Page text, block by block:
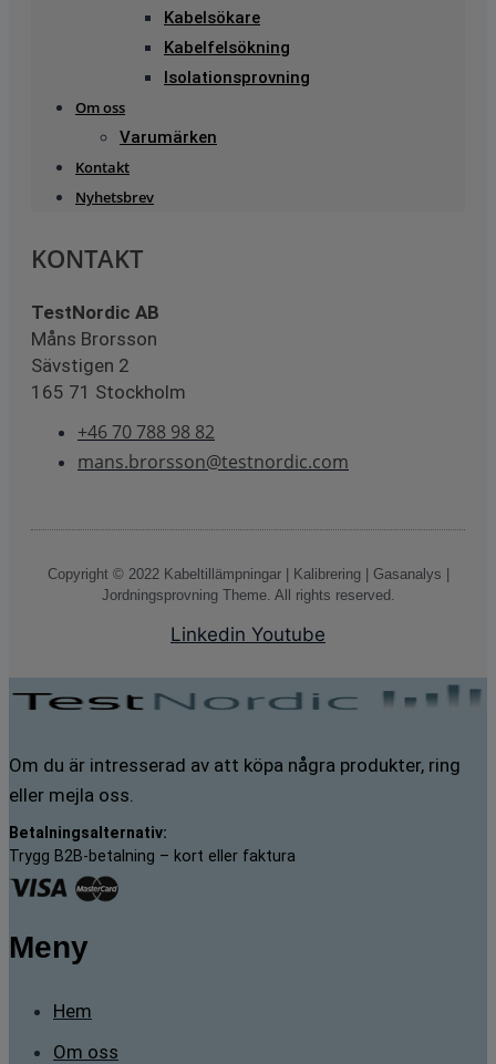
Kabelsökare
Kabelfelsökning
Isolationsprovning
Om oss
Varumärken
Kontakt
Nyhetsbrev
KONTAKT
TestNordic AB
Måns Brorsson
Sävstigen 2
165 71 Stockholm
+46 70 788 98 82
mans.brorsson@testnordic.com
Copyright © 2022 Kabeltillämpningar | Kalibrering | Gasanalys |
Jordningsprovning Theme. All rights reserved.
Linkedin Youtube
Om du är intresserad av att köpa några produkter, ring
eller mejla oss.
Betalningsalternativ:
Trygg B2B-betalning – kort eller faktura
Meny
Hem
Om oss